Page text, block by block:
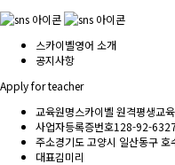
스카이벨영어 소개
공지사항
Apply for teacher
교육원명스카이벨 원격평생교
사업자등록증번호128-92-
주소경기도 고양시 일산동구
대표김미리